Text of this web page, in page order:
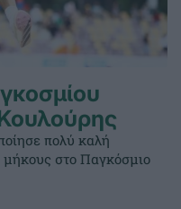
πολύ καλή
μήκους στο Παγκόσμιο